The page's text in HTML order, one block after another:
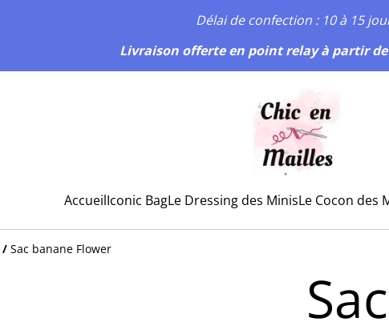
Délai de confection : 10 à 15
Livraison offerte en point relay à partir de
AccueilIconic BagLe Dressing des MinisLe Cocon des
/ Sac banane Flower